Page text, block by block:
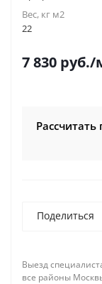
Вес, кг м2
22
7 830 руб./
Поделиться
Выезд
все районы